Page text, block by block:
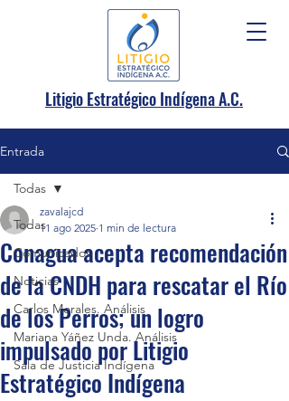
Litigio Estratégico Indígena A.C.
Entrada
Todas
Comunicados
Noticias
Carlos Morales. Análisis
Mariana Yáñez Unda. Análisis
Sala de Justicia Indígena
Todas
Conagua acepta recomendación
de la CNDH para rescatar el Río
de los Perros; un logro
impulsado por Litigio
Estratégico Indígena
zavalajcd
11 ago 2025 1 min de lectura